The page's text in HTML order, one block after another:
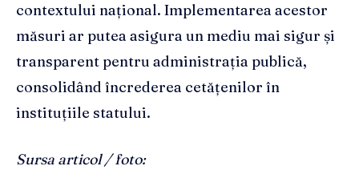
contextului național. Implementarea acestor
măsuri ar putea asigura un mediu mai sigur și
transparent pentru administrația publică,
consolidând încrederea cetățenilor în
instituțiile statului.
Sursa articol / foto: